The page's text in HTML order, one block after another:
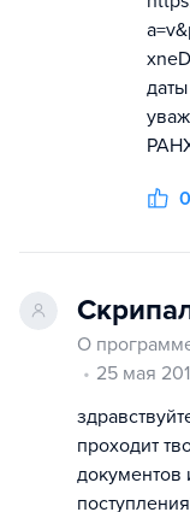
0
О
25 мая
проходит
документов